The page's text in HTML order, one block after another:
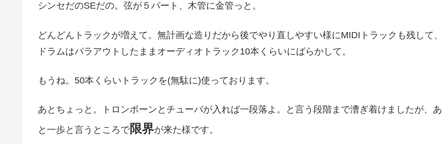
シンセだのSEだの。弦が５パート、木管に金管っと。
どんどんトラックが増えて。無計画な造りだから後でやり直しやすい様にMIDIトラックも残して、
ドラムはパラアウトしたままオーディオトラック10本くらいにばらかして。
もうね。50本くらいトラックを(無駄に)使っております。
あとちょっと。トロンボーンとチューバが入れば一段落よ。と言う段階まで漕ぎ着けましたが、あ
と一歩と言うところで限界が来た様です。